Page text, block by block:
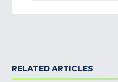
RELATED ARTICLES